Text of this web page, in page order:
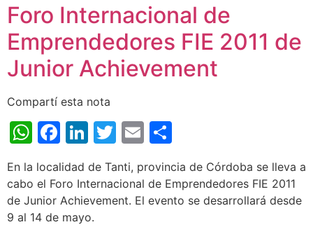
Foro Internacional de
Emprendedores FIE 2011 de
Junior Achievement
Compartí esta nota
WhatsApp
Facebook
LinkedIn
Twitter
Email
En la localidad de Tanti, provincia de Córdoba se lleva a
cabo el Foro Internacional de Emprendedores FIE 2011
de Junior Achievement. El evento se desarrollará desde
9 al 14 de mayo.